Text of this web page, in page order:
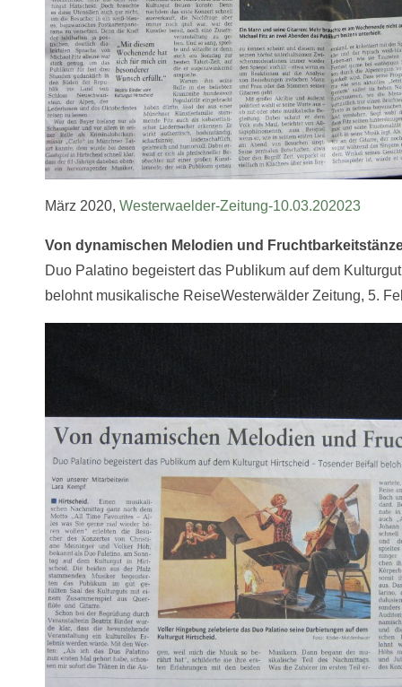
März 2020, Westerwaelder-Zeitung-10.03.202023
Von dynamischen Melodien und
Duo Palatino begeistert das Publikum auf dem
belohnt musikalische ReiseWesterwälder Zeitung, 5.